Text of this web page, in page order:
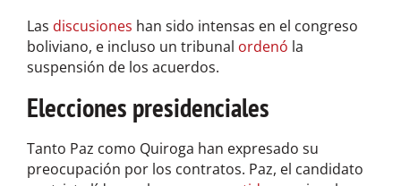
Las discusiones han sido intensas en el congreso
boliviano, e incluso un tribunal ordenó la
suspensión de los acuerdos.
Elecciones presidenciales
Tanto Paz como Quiroga han expresado su
preocupación por los contratos. Paz, el candidato